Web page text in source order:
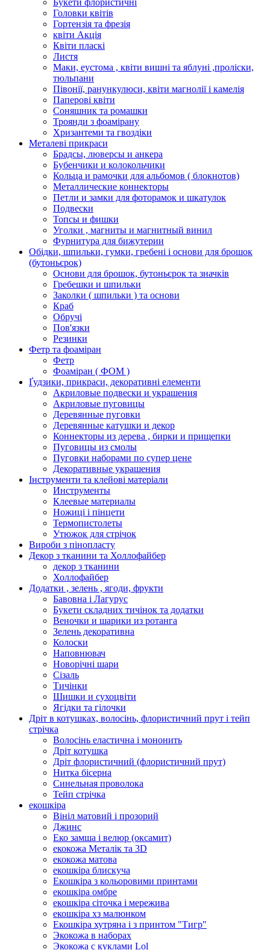
Букети флористичні
Головки квітів
Гортензія та фрезія
квіти Акція
Квіти пласкі
Листя
Маки, еустома , квіти вишні та яблуні ,проліски,
тюльпани
Півонії, ранункулюси, квіти магнолії і камелія
Паперові квіти
Соняшник та ромашки
Троянди з фоамірану
Хризантеми та гвоздіки
Металеві прикраси
Брадсы, люверсы и анкера
Бубенчики и колокольчики
Кольца и рамочки для альбомов ( блокнотов)
Металлические коннекторы
Петли и замки для фоторамок и шкатулок
Подвески
Топсы и фишки
Уголки , магниты и магнитный винил
Фурнитура для бижутерии
Обідки, шпильки, гумки, гребені і основи для брошок
(бутоньєрок)
Основи для брошок, бутоньєрок та значків
Гребешки и шпильки
Заколки ( шпильки ) та основи
Краб
Обручі
Пов'язки
Резинки
Фетр та фоаміран
Фетр
Фоаміран ( ФОМ )
Ґудзики, прикраси, декоративні елементи
Акриловые подвески и украшения
Акриловые пуговицы
Деревянные пуговки
Деревянные катушки и декор
Коннекторы из дерева , бирки и прищепки
Пуговицы из смолы
Пуговки наборами по супер цене
Декоративные украшения
Інструменти та клейові матеріали
Инструменты
Клеевые материалы
Ножиці і пінцети
Термопистолеты
Утюжок для стрічок
Вироби з пінопласту
Декор з тканини та Холлофайбер
декор з тканини
Холлофайбер
Додатки , зелень , ягоди, фрукти
Бавовна і Лагурус
Букети складних тичінок та додатки
Веночки и шарики из ротанга
Зелень декоративна
Колоски
Наповнювач
Новорічні шари
Сізаль
Тичінки
Шишки и сухоцвіти
Ягідки та гілочки
Дріт в котушках, волосінь, флористичний прут і тейп
стрічка
Волосінь еластична і мононить
Дріт котушка
Дріт флористичний (флористичний прут)
Нитка бісерна
Синельная проволока
Тейп стрічка
екошкіра
Вініл матовий і прозорий
Джинс
Еко замша і велюр (оксамит)
екокожа Металік та 3D
екокожа матова
екошкіра блискуча
Екошкіра з кольоровими принтами
екошкіра омбре
екошкіра сіточка і мережива
екошкіра хз малюнком
Екошкіра хутряна і з принтом "Тигр"
Экокожа в наборах
Экокожа с куклами Lol